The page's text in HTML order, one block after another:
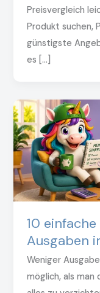
Preisvergleich
Produkt suchen,
günstigste
es […]
10
Ausgaben
Weniger
möglich, als man